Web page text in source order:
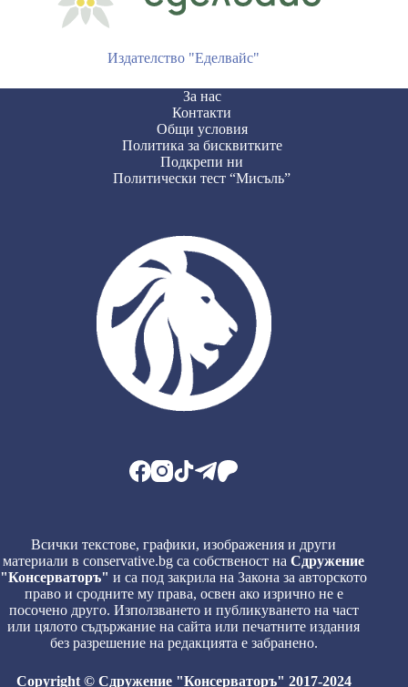
Издателство "Еделвайс"
За нас
Контакти
Общи условия
Политика за бисквитките
Подкрепи ни
Политически тест “Мисъль”
Всички текстове, графики, изображения и други
материали в conservative.bg са собственост наСдружение
"Консерваторъ" и са под закрила на Закона за авторското
право и сродните му права, освен ако изрично не е
посочено друго. Използването и публикуването на част
или цялото съдържание на сайта или печатните издания
без разрешение на редакцията е забранено.
Copyright © Сдружение "Консерваторъ" 2017-2024